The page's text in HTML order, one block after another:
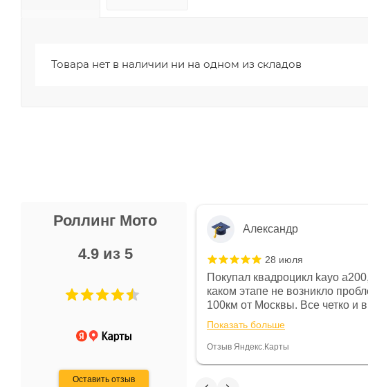
Товара нет в наличии ни на одном из складов
Роллинг Мото
4.9 из 5
Оставить отзыв
Не понравились условия
и дают только на год)
Александр
28 июля
Покупал квадроцикл kayo
каком этапе не возникло
100км от Москвы. Все четко и
спидометре всегда был 0, при
постоянно были на связи и в
Считаю, что это говорит о
Показать больше
Отзыв Яндекс.Карты